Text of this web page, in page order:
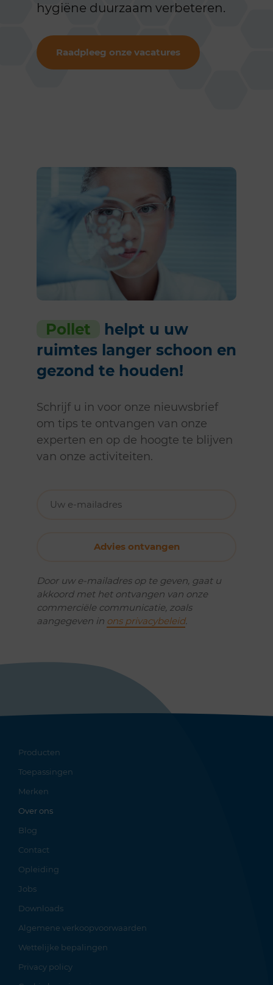
hygiëne duurzaam verbeteren.
Raadpleeg onze vacatures
Pollet
helpt u uw
ruimtes langer schoon en
gezond te houden!
Schrijf u in voor onze nieuwsbrief
om tips te ontvangen van onze
experten en op de hoogte te blijven
van onze activiteiten.
Door uw e-mailadres op te geven, gaat u
akkoord met het ontvangen van onze
commerciële communicatie, zoals
aangegeven in ons privacybeleid.
Producten
Toepassingen
Merken
Over ons
Blog
Contact
Opleiding
Jobs
Downloads
Algemene verkoopvoorwaarden
Wettelijke bepalingen
Privacy policy